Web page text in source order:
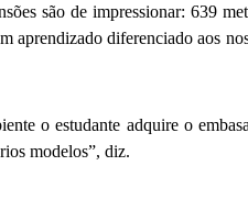
são de impressionar: 639
aprendizado diferenciado aos
o estudante adquire o
modelos”, diz.